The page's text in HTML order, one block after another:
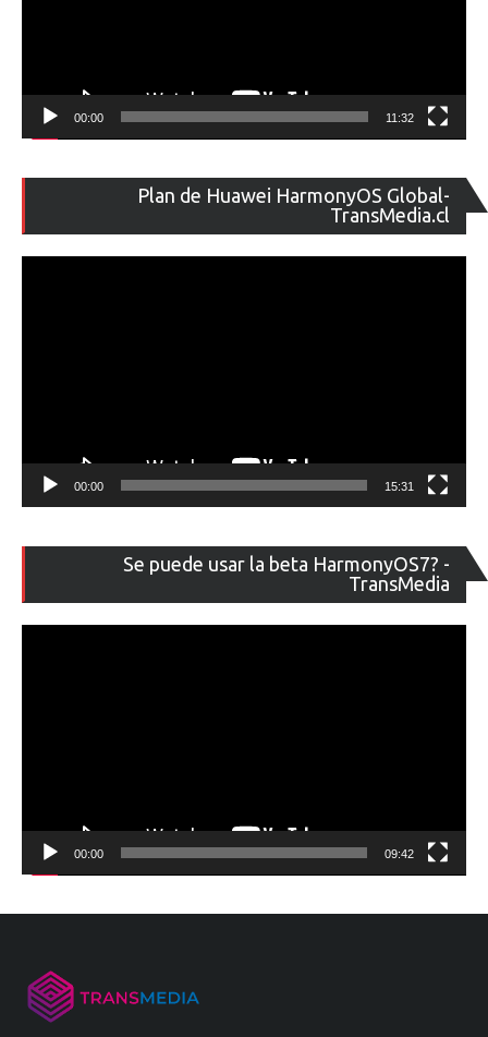
00:00 11:32
Plan de Huawei HarmonyOS Global-
TransMedia.cl
de
00:00 15:31
Se puede usar la beta HarmonyOS7? -
TransMedia
de
00:00 09:42